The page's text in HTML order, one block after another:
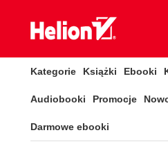
Kategorie Książki Ebooki
Audiobooki Promocje
Darmowe ebooki